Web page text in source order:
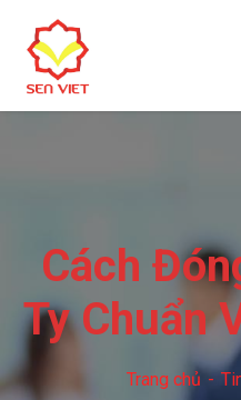
Cách
Ty Chuẩn
Trang chủ